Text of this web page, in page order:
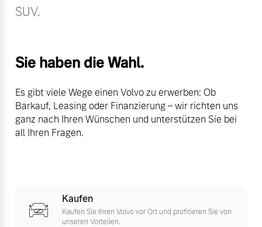
direkt an.
SUV.
Sie haben die Wahl.
Es gibt viele Wege einen Volvo zu erwerben: Ob
Barkauf, Leasing oder Finanzierung – wir richten uns
ganz nach Ihren Wünschen und unterstützen Sie bei
all Ihren Fragen.
Kaufen
Kaufen Sie Ihren Volvo vor Ort und profitieren Sie von
unseren Vorteilen.